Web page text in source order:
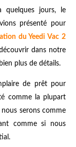
quelques jours, le
présenté pour
du Yeedi Vac 2
dans notre
plus de détails.
de prêt pour
comme la plupart
serons comme
comme si nous